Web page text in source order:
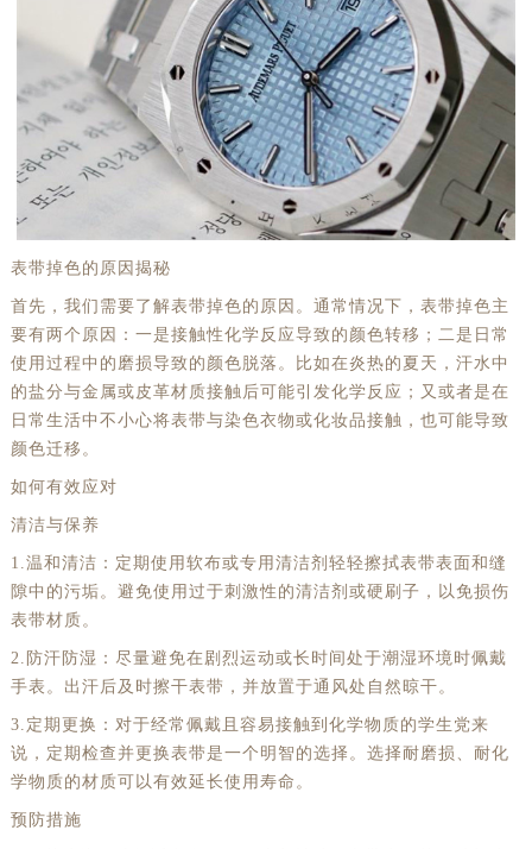
表带掉色的原因揭秘
首先，我们需要了解表带掉色的原因。通常情况下，表带掉色主
要有两个原因：一是接触性化学反应导致的颜色转移；二是日常
使用过程中的磨损导致的颜色脱落。比如在炎热的夏天，汗水中
的盐分与金属或皮革材质接触后可能引发化学反应；又或者是在
日常生活中不小心将表带与染色衣物或化妆品接触，也可能导致
颜色迁移。
如何有效应对
清洁与保养
1.温和清洁：定期使用软布或专用清洁剂轻轻擦拭表带表面和缝
隙中的污垢。避免使用过于刺激性的清洁剂或硬刷子，以免损伤
表带材质。
2.防汗防湿：尽量避免在剧烈运动或长时间处于潮湿环境时佩戴
手表。出汗后及时擦干表带，并放置于通风处自然晾干。
3.定期更换：对于经常佩戴且容易接触到化学物质的学生党来
说，定期检查并更换表带是一个明智的选择。选择耐磨损、耐化
学物质的材质可以有效延长使用寿命。
预防措施